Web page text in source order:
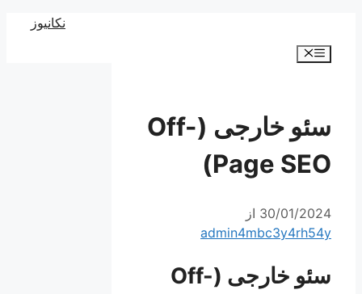
نکانیوز
فهرست
سئو خارجی (Off-
Page SEO)
30/01/2024 از
admin4mbc3y4rh54y
سئو خارجی (Off-